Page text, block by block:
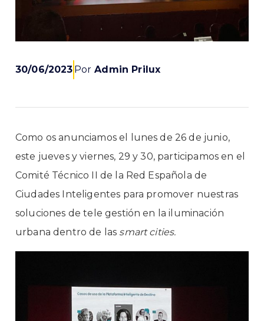
30/06/2023 Por Admin Prilux
Como os anunciamos el lunes de 26 de junio,
este jueves y viernes, 29 y 30, participamos en el
Comité Técnico II de la Red Española de
Ciudades Inteligentes para promover nuestras
soluciones de tele gestión en la iluminación
urbana dentro de las smart cities.